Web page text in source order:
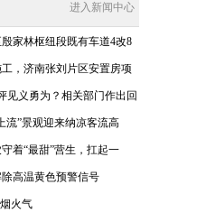
进入新闻中心
家林枢纽段既有车道4改8
，济南张刘片区安置房项
见义勇为？相关部门作出回
流”景观迎来纳凉客流高
着“最甜”营生，扛起一
高温黄色预警信号
火气